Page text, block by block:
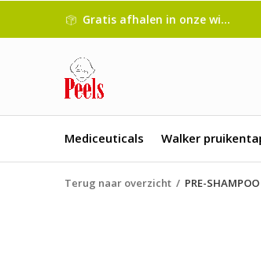
Mediceuticals Walker
Gratis afhalen in onze winkel
Terug naar overzicht PRE-